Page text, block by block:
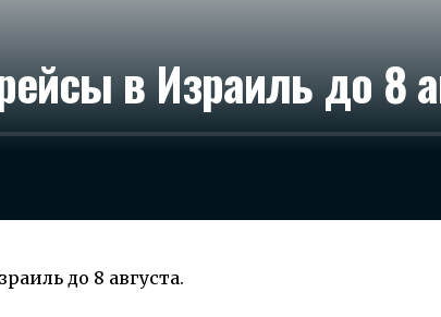
в Израиль до 8
до 8 августа.